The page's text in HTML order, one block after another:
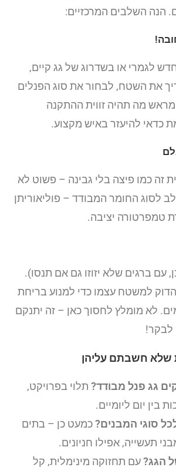
הנה השלבים המרכזיים:
לגמרי או בשדרוג של גג קיים,
את השטח, לבחור את סוג הפנלים
מה תהיה זווית ההתקנה
כדאי להיעזר באיש מקצוע.
זה כמו פיצה בלי גבינה – פשוט לא
לסוג החומר המבודד – פוליאוריתן
טמפרטורה יציבה.
עם ברגים שלא יזוזו גם אם תנסו).
למשטח עצמו כדי למנוע בריחת
לא מומלץ לחסוך כאן – זה יתנקם
לבקר!
גג פנל מבודד? תלוי בפרויקט,
בין יום ליומיים.
סוגי המבנים?כמעט כן – בתים
תעשייה, אפילו חניונים.
הגג?עם תחזוקה מינימלית, קל